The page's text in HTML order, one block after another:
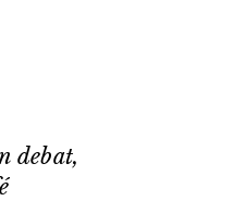
debat,